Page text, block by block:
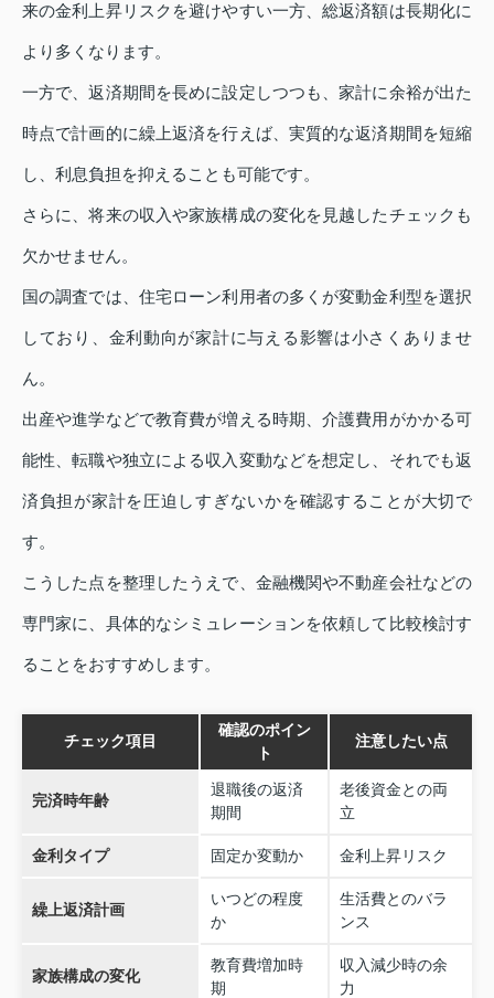
来の金利上昇リスクを避けやすい一方、総返済額は長期化に
より多くなります。
一方で、返済期間を長めに設定しつつも、家計に余裕が出た
時点で計画的に繰上返済を行えば、実質的な返済期間を短縮
し、利息負担を抑えることも可能です。
さらに、将来の収入や家族構成の変化を見越したチェックも
欠かせません。
国の調査では、住宅ローン利用者の多くが変動金利型を選択
しており、金利動向が家計に与える影響は小さくありませ
ん。
出産や進学などで教育費が増える時期、介護費用がかかる可
能性、転職や独立による収入変動などを想定し、それでも返
済負担が家計を圧迫しすぎないかを確認することが大切で
す。
こうした点を整理したうえで、金融機関や不動産会社などの
専門家に、具体的なシミュレーションを依頼して比較検討す
ることをおすすめします。
チェック項目
確認のポイン
ト
注意したい点
完済時年齢
退職後の返済
期間
老後資金との両
立
金利タイプ 固定か変動か 金利上昇リスク
繰上返済計画
いつどの程度
か
生活費とのバラ
ンス
家族構成の変化
教育費増加時
期
収入減少時の余
力